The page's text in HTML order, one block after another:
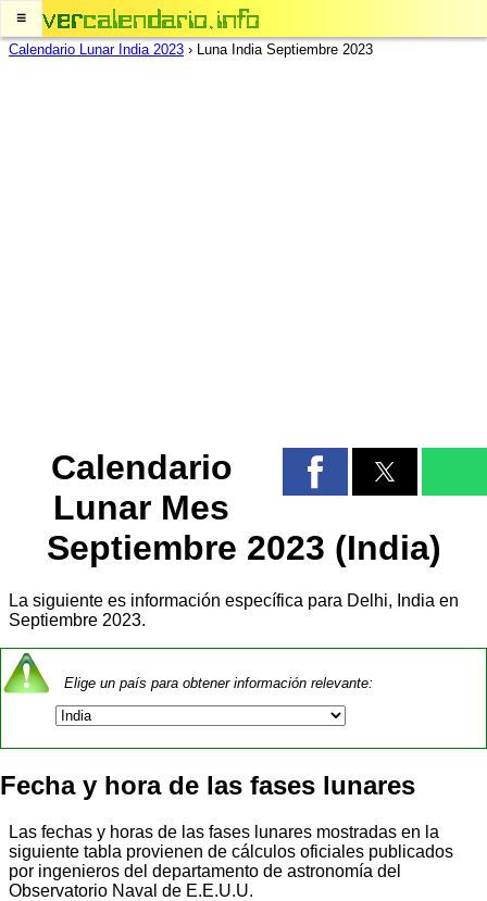
≡
Calendario Lunar India 2023 › Luna India Septiembre 2023
Calendario
Lunar Mes
Septiembre 2023 (India)
La siguiente es información específica para Delhi, India en
Septiembre 2023.
Elige un país para obtener información relevante:
Fecha y hora de las fases lunares
Las fechas y horas de las fases lunares mostradas en la
siguiente tabla provienen de cálculos oficiales publicados
por ingenieros del departamento de astronomía del
Observatorio Naval de E.E.U.U.